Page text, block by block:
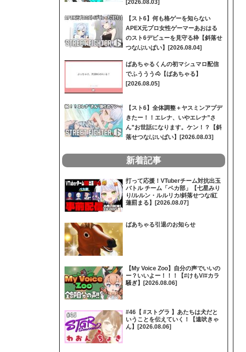
[2026.08.03]
【スト6】何も格ゲーを知らない
APEX元プロ女性ゲーマーあおはる
のスト6デビューを見守る枠【斜落せ
つな/ぶいぱい】[2026.08.04]
ばあちゃるくんの初マシュマロ配信
でふううう🐴【ばあちゃる】
[2026.08.05]
【スト6】全体調整＋ヤスミンアプデ
きたー！！エレナ、いやエレナ”さ
ん”お世話になります。ケン！？【斜
落せつな/ぶいぱい】[2026.08.03]
新着記事
打って応援！VTuberチーム対抗出玉
バトル チーム「ペカ部」【七星みり
り/ルルン・ルルリカ/斜落せつな/紅
蓮罰まる】[2026.08.07]
ばあちゃる引退のお知らせ
【My Voice Zoo】自分の声でいいの
ー？いいよー！！！【#けもV/#カラ
騒ぎ】[2026.08.06]
#46【 #ストグラ 】あたちは犬だと
いうことを伝えていく！【遠吠きゃ
ん】[2026.08.06]